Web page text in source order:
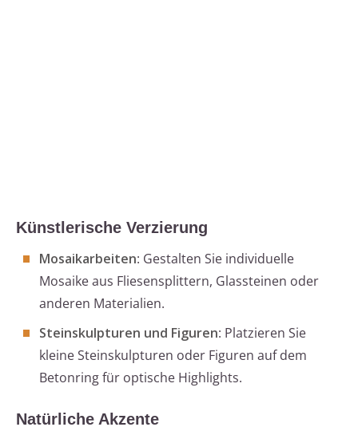
Künstlerische Verzierung
Mosaikarbeiten: Gestalten Sie individuelle
Mosaike aus Fliesensplittern, Glassteinen oder
anderen Materialien.
Steinskulpturen und Figuren: Platzieren Sie
kleine Steinskulpturen oder Figuren auf dem
Betonring für optische Highlights.
Natürliche Akzente